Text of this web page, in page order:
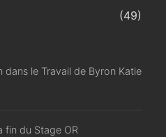
(49)
dans le Travail de Byron Katie
fin du Stage OR